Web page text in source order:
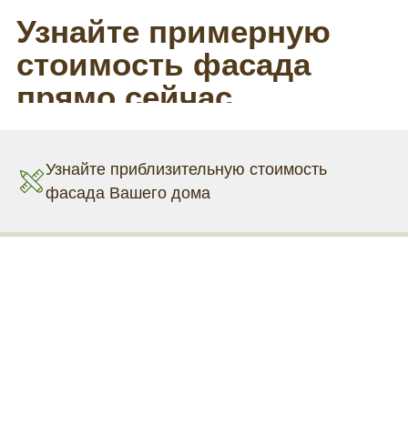
Узнайте приблизительную стоимость
фасада Вашего дома